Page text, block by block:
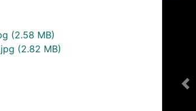
(2.58 MB)
(2.82 MB)